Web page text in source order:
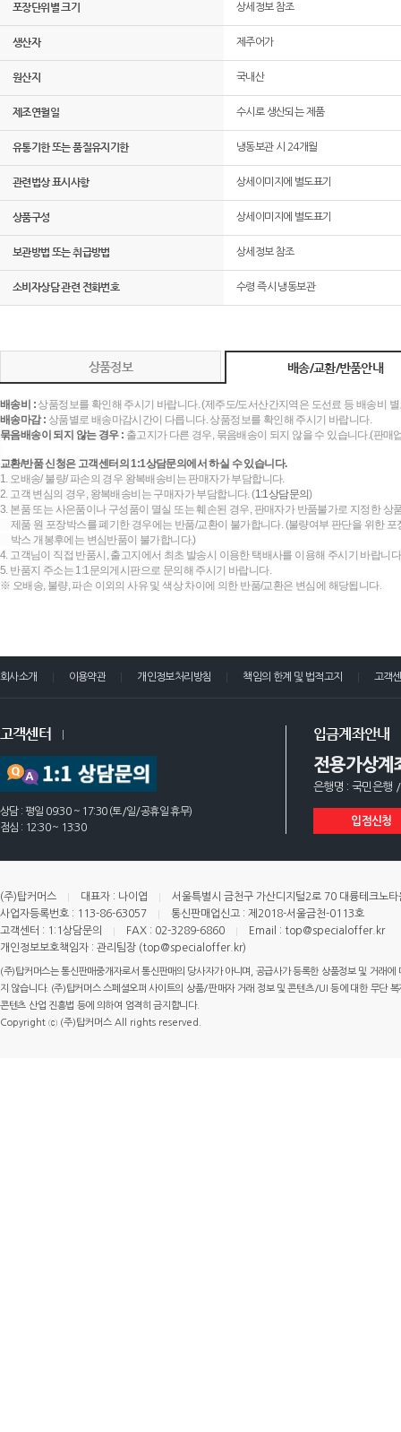
포장단위별 크기 상세정보 참조
생산자 제주어가
원산지 국내산
제조연월일 수시로 생산되는 제품
유통기한 또는 품질유지기한 냉동보관 시 24개월
관련법상 표시사항 상세이미지에 별도표기
상품구성 상세이미지에 별도표기
보관방법 또는 취급방법 상세정보 참조
소비자상담 관련 전화번호 수령 즉시 냉동보관
상품정보 배송/교환/반품안내
배송비 :상품정보를 확인해 주시기 바랍니다. (제주도/도서산간지역은 도선료 등 배송비
배송마감 : 상품별로 배송마감시간이 다릅니다. 상품정보를 확인해 주시기 바랍니다.
묶음배송이 되지 않는 경우 : 출고지가 다른 경우, 묶음배송이 되지 않을 수 있습니다.(판
교환/반품 신청은 고객센터의 1:1상담문의에서 하실 수 있습니다.
1. 오배송/ 불량/ 파손의 경우 왕복배송비는 판매자가 부담합니다.
2. 고객 변심의 경우, 왕복배송비는 구매자가 부담합니다. (1:1상담문의)
3. 본품 또는 사은품이나 구성품이 멸실 또는 훼손된 경우, 판매자가 반품불가로 지정한 상
제품 원 포장박스를 폐기한 경우에는 반품/교환이 불가합니다. (불량여부 판단을 위한
박스 개봉후에는 변심반품이 불가합니다.)
4. 고객님이 직접 반품시, 출고지에서 최초 발송시 이용한 택배사를 이용해 주시기 바랍니
5. 반품지 주소는 1:1문의게시판으로 문의해 주시기 바랍니다.
※ 오배송, 불량, 파손 이외의 사유 및 색상 차이에 의한 반품/교환은 변심에 해당됩니다.
회사소개 이용약관 개인정보처리방침 책임의 한계 및 법적고지 고객
고객센터
상담 : 평일 09:30 ~ 17:30 (토/일/공휴일 휴무)
점심 : 12:30 ~ 13:30
입금계좌안내
전용가상계
은행명 : 국민은행
입점신청
(주)탑커머스 대표자 : 나이엽
서울특별시 금천구 가산디지털2로 70 대륭테크노
사업자등록번호 : 113-86-63057
통신판매업신고 : 제2018-서울금천-0113호
고객센터 : 1:1상담문의
FAX : 02-3289-6860
Email : top@specialoffer.kr
개인정보보호책임자 : 관리팀장 (top@specialoffer.kr)
(주)탑커머스는 통신판매중개자로서 통신판매의 당사자가 아니며, 공급사가 등록한 상품정보 및 거래
지 않습니다. (주)탑커머스 스페셜오퍼 사이트의 상품/판매자 거래 정보 및 콘텐츠/UI 등에 대한 무단
콘텐츠 산업 진흥법 등에 의하여 엄격히 금지합니다.
Copyright ⓒ (주)탑커머스 All rights reserved.